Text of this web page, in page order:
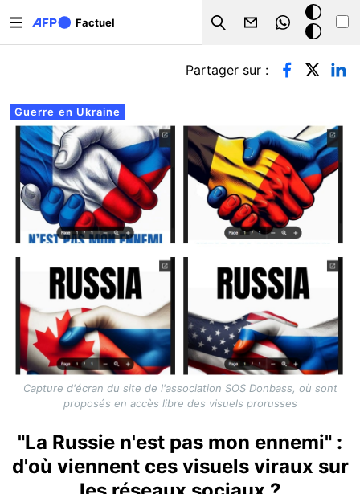
Factuel
Search
Mode
sombre
Onglets principaux
Guerre en Ukraine
Partager sur :
Capture d'écran du site de l'association SOS Donbass, où sont
proposés en accès libre des visuels prorusses
"La Russie n'est pas mon ennemi" :
d'où viennent ces visuels viraux sur